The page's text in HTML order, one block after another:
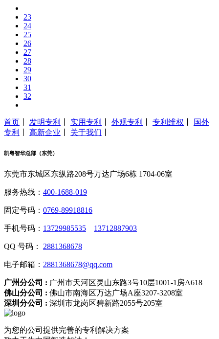
23
24
25
26
27
28
29
30
31
32
首页 发明专利 实用专利 外观专利 专利维权
国外
专利
高新企业 关于我们
凯粤智华总部（东莞）
东莞市东城区东纵路208号万达广场6栋 1704-06室
服务热线： 400-1688-019
固定号码： 0769-89918816
手机号码： 13729985535 13712887903
QQ 号码： 2881368678
电子邮箱： 2881368678@qq.com
广州分公司 : 广州市天河区灵山东路3号10层1001-1房A618
佛山分公司 : 佛山市南海区万达广场A座3207-3208室
深圳分公司 : 深圳市龙岗区碧新路2055号205室
为您的公司提供完善的专利解决方案